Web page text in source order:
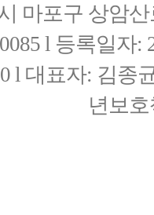
마포구 상암
l 등록일자:
l 대표자: 김종
년보